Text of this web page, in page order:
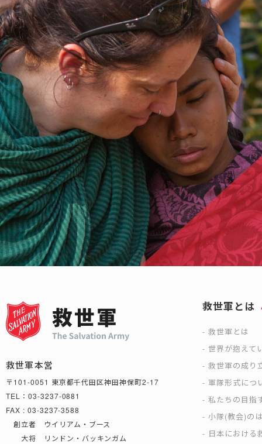
救世軍本営
〒101-0051 東京都千代田区神田神保町2-17
TEL：03-3237-0881
FAX : 03-3237-3588
創立者 ウイリアム・ブース
大将 リンドン・バッキンガム
救世軍とは
救世軍とは
世界が抱えて
救世軍の成り
軍隊形式につ
私たちの目指
小隊(教会)の
日本における